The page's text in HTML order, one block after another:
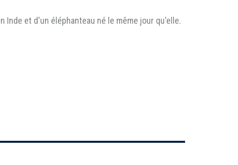
Inde et d'un éléphanteau né le même jour qu'elle.